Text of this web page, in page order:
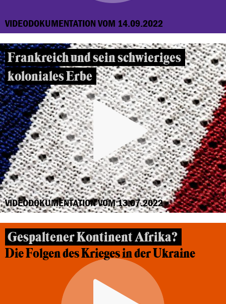
VIDEODOKUMENTATION VOM 14.09.2022
Frankreich und sein schwieriges
koloniales Erbe
VIDEODOKUMENTATION VOM 13.07.2022
Gespaltener Kontinent Afrika?
Die Folgen des Krieges in der Ukraine